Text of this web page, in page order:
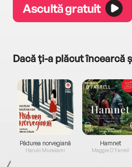
Ascultă gratuit
Dacă ți-a plăcut încearcă
Pădurea norvegiană
Haruki Murakami
Hamnet
Maggie O'Farrell